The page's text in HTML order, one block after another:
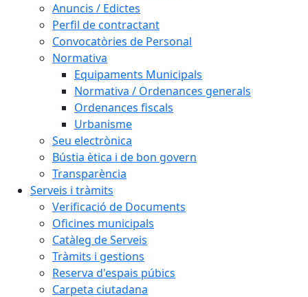
Anuncis / Edictes
Perfil de contractant
Convocatòries de Personal
Normativa
Equipaments Municipals
Normativa / Ordenances generals
Ordenances fiscals
Urbanisme
Seu electrònica
Bústia ètica i de bon govern
Transparència
Serveis i tràmits
Verificació de Documents
Oficines municipals
Catàleg de Serveis
Tràmits i gestions
Reserva d'espais púbics
Carpeta ciutadana